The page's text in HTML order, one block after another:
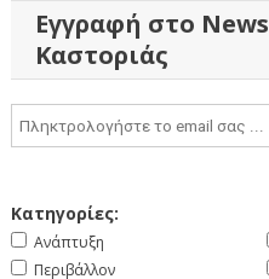
Εγγραφή στο
Καστοριάς
Κατηγορίες:
Ανάπτυξη
Περιβάλλον